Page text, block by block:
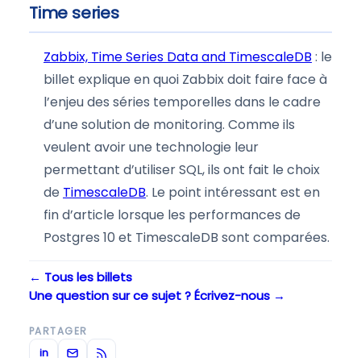
Time series
Zabbix, Time Series Data and TimescaleDB : le
billet explique en quoi Zabbix doit faire face à
l’enjeu des séries temporelles dans le cadre
d’une solution de monitoring. Comme ils
veulent avoir une technologie leur
permettant d’utiliser SQL, ils ont fait le choix
de TimescaleDB. Le point intéressant est en
fin d’article lorsque les performances de
Postgres 10 et TimescaleDB sont comparées.
← Tous les billets
Une question sur ce sujet ? Écrivez-nous →
PARTAGER
in